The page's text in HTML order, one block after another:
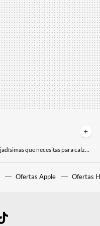
Amazon tiene las zapatillas Skechers rebajadísimas que necesitas para calzar cómoda a diario
Ofertas Apple Ofertas